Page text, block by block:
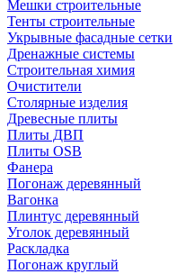
Мешки строительные
Тенты строительные
Укрывные фасадные сетки
Дренажные системы
Строительная химия
Очистители
Столярные изделия
Древесные плиты
Плиты ДВП
Плиты OSB
Фанера
Погонаж деревянный
Вагонка
Плинтус деревянный
Уголок деревянный
Раскладка
Погонаж круглый